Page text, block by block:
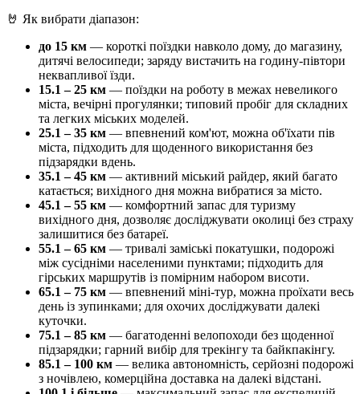
🤘 Як вибрати діапазон:
до 15 км — короткі поїздки навколо дому, до магазину,
дитячі велосипеди; заряду вистачить на годину-півтори
неквапливої їзди.
15.1 – 25 км — поїздки на роботу в межах невеликого
міста, вечірні прогулянки; типовий пробіг для складних
та легких міських моделей.
25.1 – 35 км — впевнений ком'ют, можна об'їхати пів
міста, підходить для щоденного використання без
підзарядки вдень.
35.1 – 45 км — активний міський райдер, який багато
катається; вихідного дня можна вибратися за місто.
45.1 – 55 км — комфортний запас для туризму
вихідного дня, дозволяє досліджувати околиці без страху
залишитися без батареї.
55.1 – 65 км — тривалі заміські покатушки, подорожі
між сусідніми населеними пунктами; підходить для
гірських маршрутів із помірним набором висоти.
65.1 – 75 км — впевнений міні-тур, можна проїхати весь
день із зупинками; для охочих досліджувати далекі
куточки.
75.1 – 85 км — багатоденні велопоходи без щоденної
підзарядки; гарний вибір для трекінгу та байкпакінгу.
85.1 – 100 км — велика автономність, серйозні подорожі
з ночівлею, комерційна доставка на далекі відстані.